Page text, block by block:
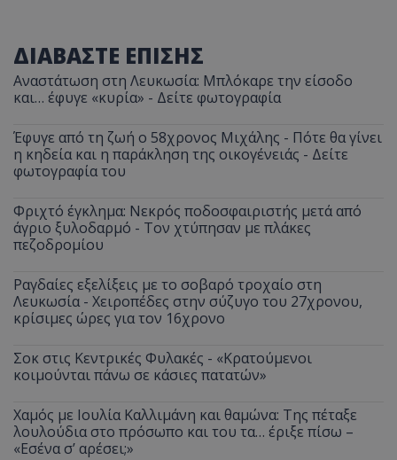
ΔΙΑΒΑΣΤΕ ΕΠΙΣΗΣ
Αναστάτωση στη Λευκωσία: Μπλόκαρε την είσοδο
και… έφυγε «κυρία» - Δείτε φωτογραφία
Έφυγε από τη ζωή ο 58χρονος Μιχάλης - Πότε θα γίνει
η κηδεία και η παράκληση της οικογένειάς - Δείτε
φωτογραφία του
Φριχτό έγκλημα: Νεκρός ποδοσφαιριστής μετά από
άγριο ξυλοδαρμό - Τον χτύπησαν με πλάκες
πεζοδρομίου
Ραγδαίες εξελίξεις με το σοβαρό τροχαίο στη
Λευκωσία - Χειροπέδες στην σύζυγο του 27χρονου,
κρίσιμες ώρες για τον 16χρονο
Σοκ στις Κεντρικές Φυλακές - «Κρατούμενοι
κοιμούνται πάνω σε κάσιες πατατών»
Χαμός με Ιουλία Καλλιμάνη και θαμώνα: Της πέταξε
λουλούδια στο πρόσωπο και του τα… έριξε πίσω –
«Εσένα σ’ αρέσει;»